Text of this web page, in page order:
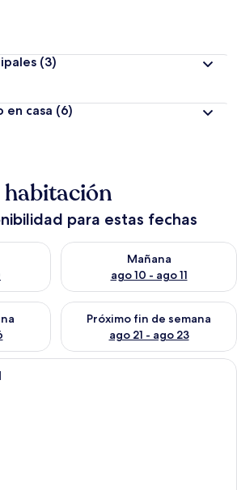
(3)
en casa (6)
habitación
para estas fechas
para hoy ago 9 - ago 10
Mañana
ago 10 - ago 11
Consulta la disponibilidad
para este fin de semana ago 14 -
Próximo fin de semana
ago 21 - ago 23
Consulta la disponibilidad
Un dormitorio pequeño y ordenado